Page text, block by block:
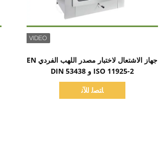
جهاز الاشتعال لاختبار مصدر اللهب الفردي EN
ISO 11925-2 و DIN 53438
ﺎﺘﺼﻟ ﺍﻶﻧ